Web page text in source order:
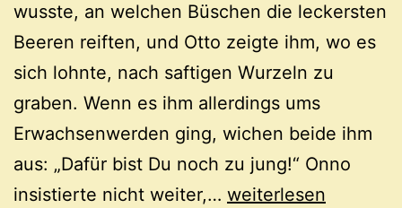
wusste, an welchen Büschen die leckersten
Beeren reiften, und Otto zeigte ihm, wo es
sich lohnte, nach saftigen Wurzeln zu
graben. Wenn es ihm allerdings ums
Erwachsenwerden ging, wichen beide ihm
aus: „Dafür bist Du noch zu jung!“ Onno
insistierte nicht weiter,… Woher
weiterlesen